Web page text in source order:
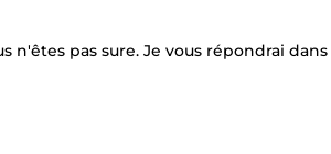
pas sure. Je vous répondrai dans